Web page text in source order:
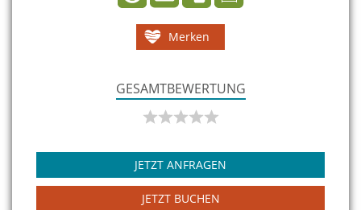
Merken
GESAMTBEWERTUNG
JETZT ANFRAGEN
JETZT BUCHEN